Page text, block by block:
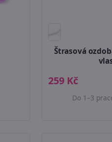
Štrasová
259 Kč
Do 1–3